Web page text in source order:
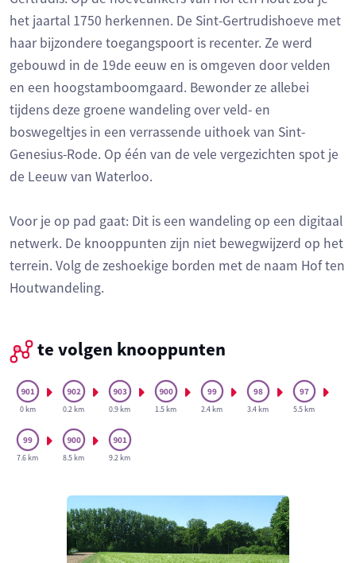
het jaartal 1750 herkennen. De Sint-Gertrudishoeve met
haar bijzondere toegangspoort is recenter. Ze werd
gebouwd in de 19de eeuw en is omgeven door velden
en een hoogstamboomgaard. Bewonder ze allebei
tijdens deze groene wandeling over veld- en
boswegeltjes in een verrassende uithoek van Sint-
Genesius-Rode. Op één van de vele vergezichten spot je
de Leeuw van Waterloo.
Voor je op pad gaat: Dit is een wandeling op een digitaal
netwerk. De knooppunten zijn niet bewegwijzerd op het
terrein. Volg de zeshoekige borden met de naam Hof ten
Houtwandeling.
te volgen knooppunten
0 km 0.2 km 0.9 km 1.5 km 2.4 km 3.4 km 5.5 km
7.6 km 8.5 km 9.2 km